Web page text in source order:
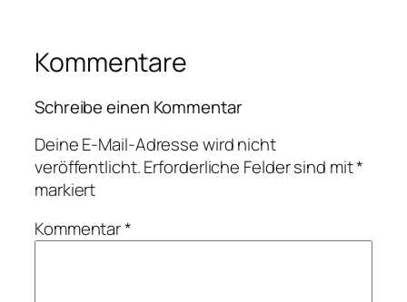
Kommentare
Schreibe einen Kommentar
Deine E-Mail-Adresse wird nicht
veröffentlicht.Erforderliche Felder sind mit*
markiert
Kommentar*